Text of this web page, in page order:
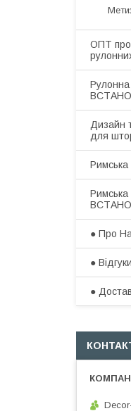
ОПТ
Дизайн
для
● Про
● Відгуки
●